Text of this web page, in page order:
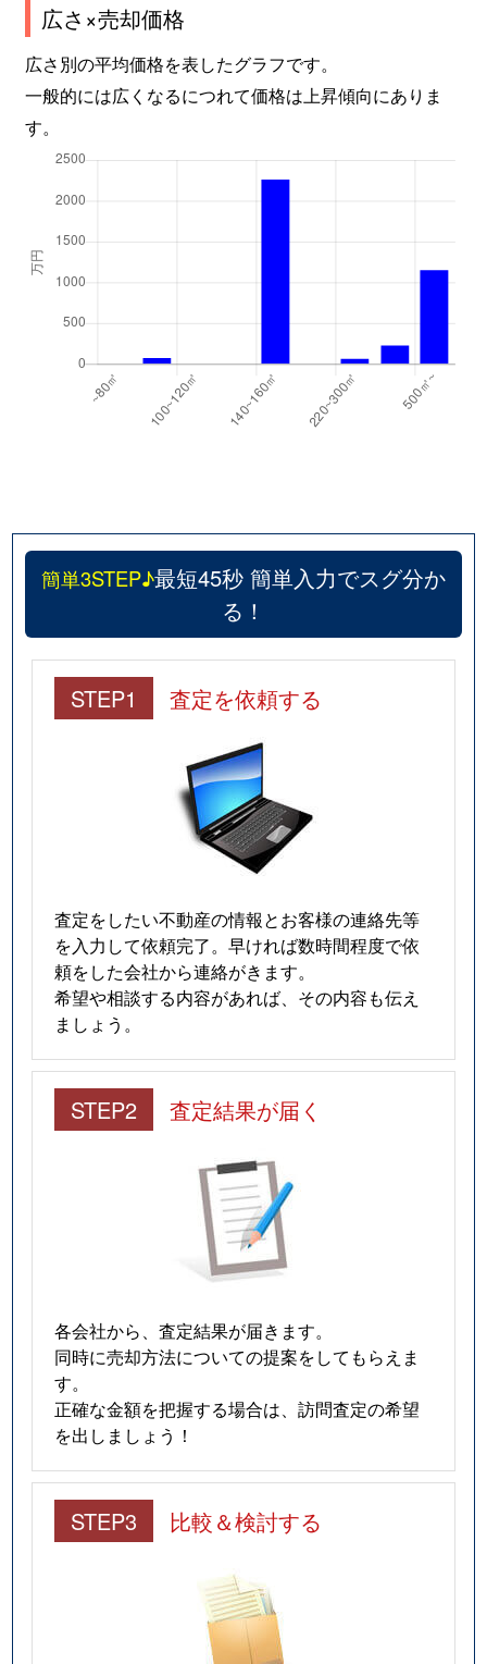
広さ×売却価格
広さ別の平均価格を表したグラフです。
一般的には広くなるにつれて価格は上昇傾向にありま
す。
簡単3STEP♪最短45秒 簡単入力でスグ分か
る！
STEP1 査定を依頼する
査定をしたい不動産の情報とお客様の連絡先等
を入力して依頼完了。早ければ数時間程度で依
頼をした会社から連絡がきます。
希望や相談する内容があれば、その内容も伝え
ましょう。
STEP2 査定結果が届く
各会社から、査定結果が届きます。
同時に売却方法についての提案をしてもらえま
す。
正確な金額を把握する場合は、訪問査定の希望
を出しましょう！
STEP3 比較＆検討する